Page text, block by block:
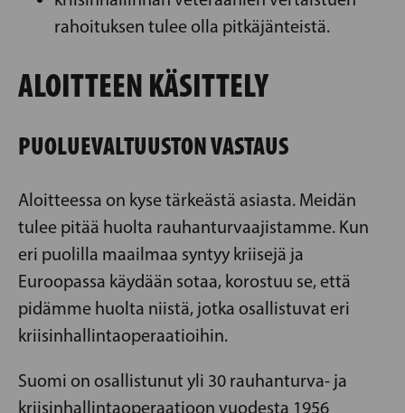
rahoituksen tulee olla pitkäjänteistä.
ALOITTEEN KÄSITTELY
PUOLUEVALTUUSTON VASTAUS
Aloitteessa on kyse tärkeästä asiasta. Meidän
tulee pitää huolta rauhanturvaajistamme. Kun
eri puolilla maailmaa syntyy kriisejä ja
Euroopassa käydään sotaa, korostuu se, että
pidämme huolta niistä, jotka osallistuvat eri
kriisinhallintaoperaatioihin.
Suomi on osallistunut yli 30 rauhanturva- ja
kriisinhallintaoperaatioon vuodesta 1956